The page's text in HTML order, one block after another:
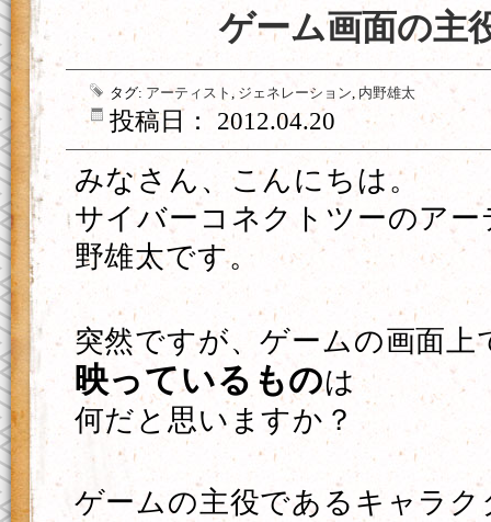
ゲーム画面の主
タグ: アーティスト , ジェネレーション, 内野雄太
投稿日： 2012.04.20
みなさん、こんにちは。
サイバーコネクトツーのア
野雄太です。
突然ですが、ゲームの画面上
映っているものは
何だと思いますか？
ゲームの主役であるキャラク